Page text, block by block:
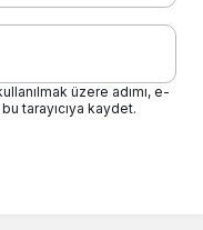
üzere adımı, e-
tarayıcıya kaydet.